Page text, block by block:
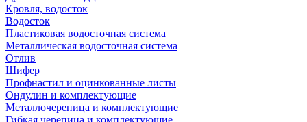
Кровля, водосток
Водосток
Пластиковая водосточная система
Металлическая водосточная система
Отлив
Шифер
Профнастил и оцинкованные листы
Ондулин и комплектующие
Металлочерепица и комплектующие
Гибкая черепица и комплектующие